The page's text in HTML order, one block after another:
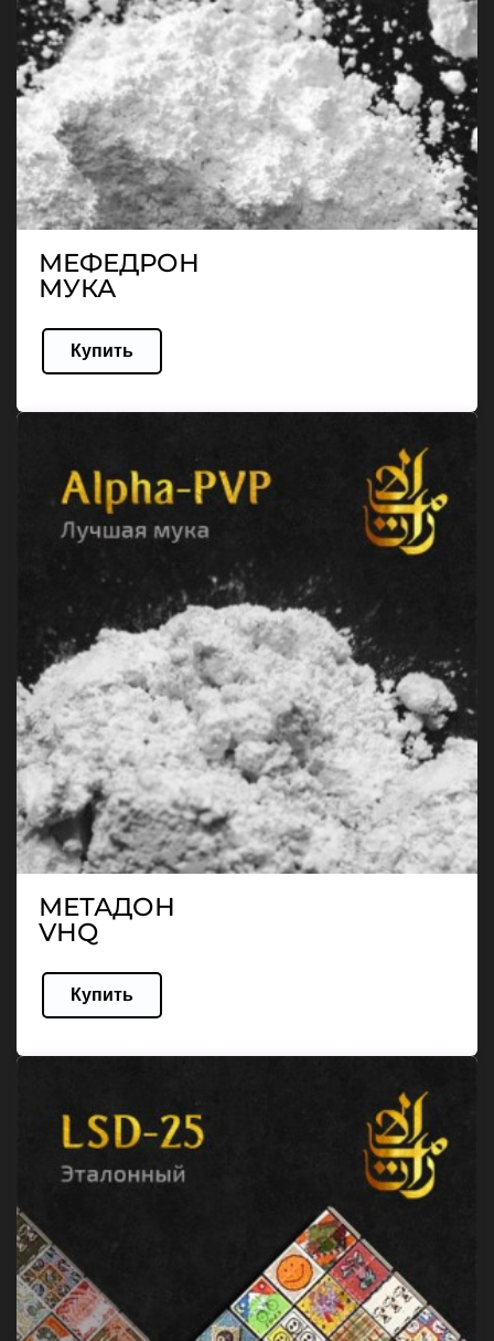
МЕФЕДРОН
МУКА
Купить
МЕТАДОН
VHQ
Купить